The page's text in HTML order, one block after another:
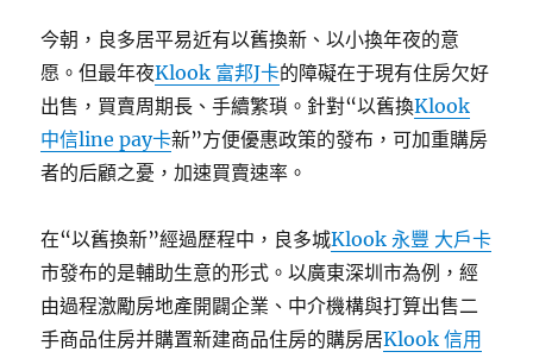
今朝，良多居平易近有以舊換新、以小換年夜的意
愿。但最年夜Klook 富邦J卡的障礙在于現有住房欠好
出售，買賣周期長、手續繁瑣。針對“以舊換Klook
中信line pay卡新”方便優惠政策的發布，可加重購房
者的后顧之憂，加速買賣速率。
在“以舊換新”經過歷程中，良多城Klook 永豐 大戶卡
市發布的是輔助生意的形式。以廣東深圳市為例，經
由過程激勵房地產開闢企業、中介機構與打算出售二
手商品住房并購置新建商品住房的購房居Klook 信用